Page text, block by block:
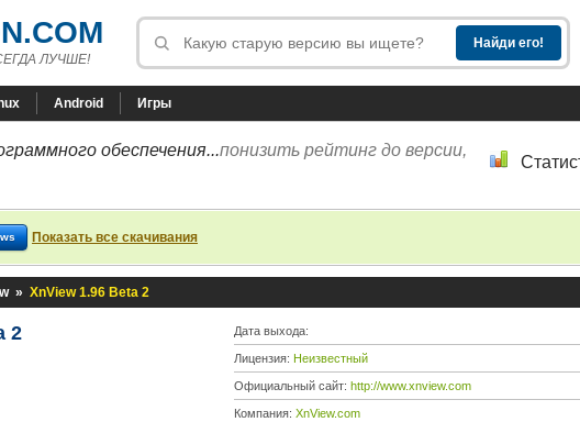
ЛУЧШЕ!
Android Игры
обеспечения...понизить рейтинг до версии,
Показать все скачивания
» XnView 1.96 Beta 2
2 Дата выхода:
Лицензия: Неизвестный
Официальный сайт: http://www.xnview.com
Компания: XnView.com